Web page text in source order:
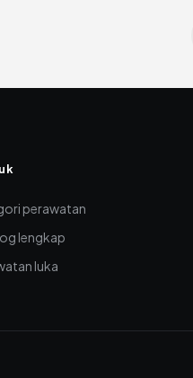
perawatan
lengkap
luka